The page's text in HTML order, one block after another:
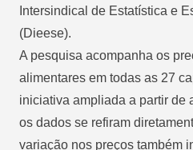
Intersindical de Estatística e
(Dieese).
A pesquisa acompanha os
alimentares em todas as 27
iniciativa ampliada a partir de
os dados se refiram
variação nos preços também